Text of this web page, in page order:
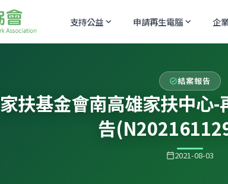
支持公益expand_more 申請再生電腦expand_more 企
task_alt結案報告
家扶基金會南高雄家扶中心
告
calendar_today2021-08-03